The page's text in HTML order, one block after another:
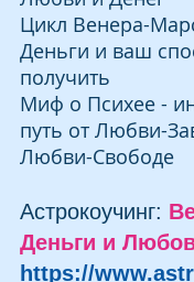
Цикл Венера-
Деньги и ваш
получить
Миф о Психее -
путь от Любви-
Любви-Свободе
Астрокоучинг:
Деньги и
https://